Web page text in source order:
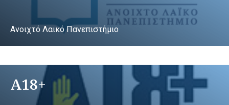
Ανοιχτό Λαικό Πανεπιστήμιο
A18+